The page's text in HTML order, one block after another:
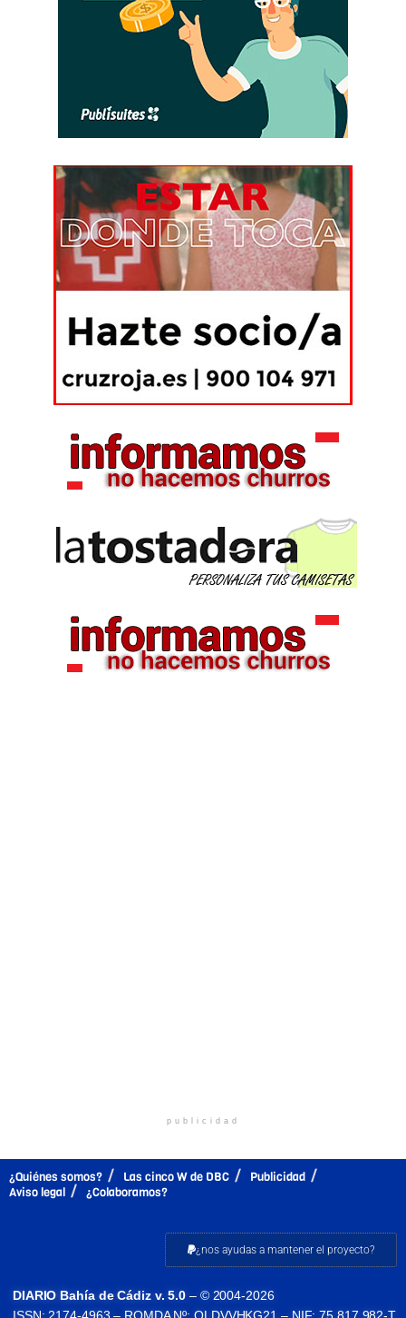
publicidad
¿Quiénes somos? Las cinco W de DBC
Publicidad
Aviso legal
¿Colaboramos?
¿nos ayudas a mantener el proyecto?
DIARIO Bahía de Cádiz v. 5.0 – © 2004-2026
ISSN: 2174-4963 – ROMDA Nº: OLDVVHKG21 – NIF: 75.817.982-T